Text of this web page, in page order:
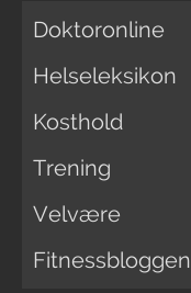
Doktoronline
Helseleksikon
Kosthold
Trening
Velvære
Fitnessbloggen